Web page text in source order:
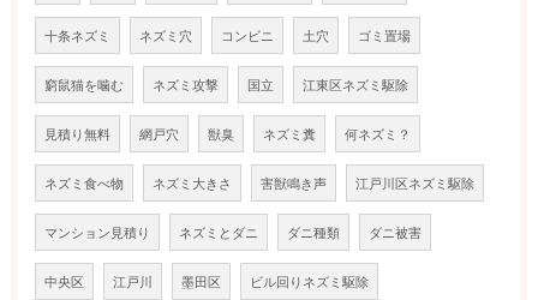
十条ネズミ ネズミ穴 コンビニ 土穴 ゴミ置場
窮鼠猫を噛む ネズミ攻撃 国立 江東区ネズミ駆除
見積り無料 網戸穴 獣臭 ネズミ糞 何ネズミ？
ネズミ食べ物 ネズミ大きさ 害獣鳴き声 江戸川区ネズミ駆除
マンション見積り ネズミとダニ ダニ種類 ダニ被害
中央区 江戸川 墨田区 ビル回りネズミ駆除